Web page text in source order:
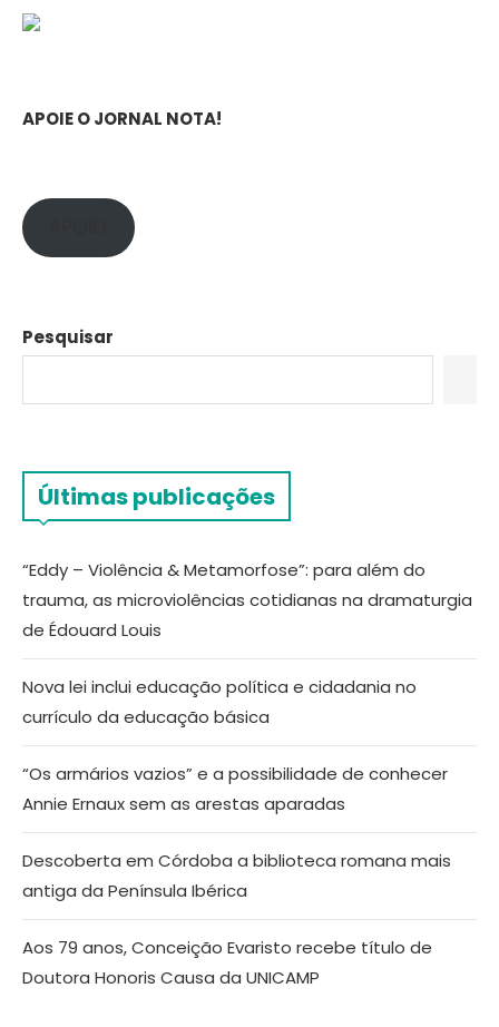
APOIE O JORNAL NOTA!
Pesquisar
Últimas publicações
“Eddy – Violência & Metamorfose”: para além do
trauma, as microviolências cotidianas na dramaturgia
de Édouard Louis
Nova lei inclui educação política e cidadania no
currículo da educação básica
“Os armários vazios” e a possibilidade de conhecer
Annie Ernaux sem as arestas aparadas
Descoberta em Córdoba a biblioteca romana mais
antiga da Península Ibérica
Aos 79 anos, Conceição Evaristo recebe título de
Doutora Honoris Causa da UNICAMP